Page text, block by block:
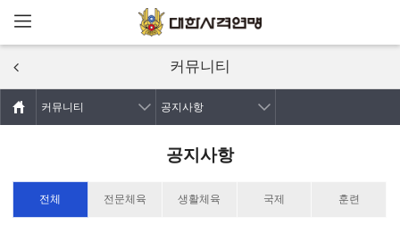
주요콘텐츠로
커뮤니티
커뮤니티 공지사항
공지사항
전체 전문체육 생활체육 국제 훈련